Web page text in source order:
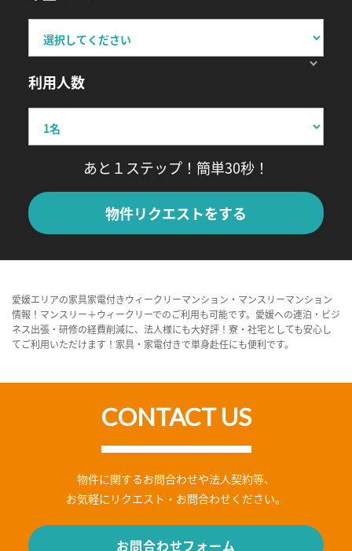
利用人数
あと１ステップ！簡単30秒！
物件リクエストをする
愛媛エリアの家具家電付きウィークリーマンション・マンスリーマンション
情報！マンスリー＋ウィークリーでのご利用も可能です。愛媛への連泊・ビジ
ネス出張・研修の経費削減に、法人様にも大好評！寮・社宅としても安心し
てご利用いただけます！家具・家電付きで単身赴任にも便利です。
CONTACT US
物件に関するお問合わせや法人契約等、
お気軽にリクエスト・お問合わせください。
お問合わせフォーム